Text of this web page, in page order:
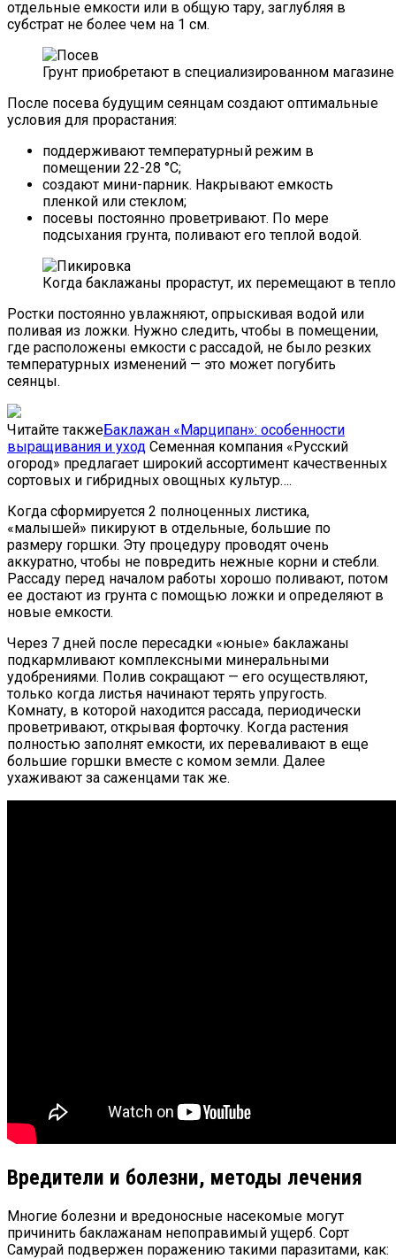
отдельные емкости или в общую тару, заглубляя в
субстрат не более чем на 1 см.
Грунт приобретают в специализированном
После посева будущим сеянцам создают оптимальные
условия для прорастания:
поддерживают температурный режим в
помещении 22-28 °С;
создают мини-парник. Накрывают емкость
пленкой или стеклом;
посевы постоянно проветривают. По мере
подсыхания грунта, поливают его теплой водой.
Когда баклажаны прорастут, их перемещают в
Ростки постоянно увлажняют, опрыскивая водой или
поливая из ложки. Нужно следить, чтобы в помещении,
где расположены емкости с рассадой, не было резких
температурных изменений — это может погубить
сеянцы.
Читайте такжеБаклажан «Марципан»: особенности
выращивания и уход Семенная компания «Русский
огород» предлагает широкий ассортимент качественных
сортовых и гибридных овощных культур….
Когда сформируется 2 полноценных листика,
«малышей» пикируют в отдельные, большие по
размеру горшки. Эту процедуру проводят очень
аккуратно, чтобы не повредить нежные корни и стебли.
Рассаду перед началом работы хорошо поливают, потом
ее достают из грунта с помощью ложки и определяют в
новые емкости.
Через 7 дней после пересадки «юные» баклажаны
подкармливают комплексными минеральными
удобрениями. Полив сокращают — его осуществляют,
только когда листья начинают терять упругость.
Комнату, в которой находится рассада, периодически
проветривают, открывая форточку. Когда растения
полностью заполнят емкости, их переваливают в еще
большие горшки вместе с комом земли. Далее
ухаживают за саженцами так же.
Вредители и болезни, методы лечения
Многие болезни и вредоносные насекомые могут
причинить баклажанам непоправимый ущерб. Сорт
Самурай подвержен поражению такими паразитами, как: